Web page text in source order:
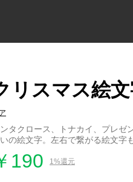
リスマス絵文
タクロース、トナカイ、プレゼ
の絵文字。左右で繋がる絵文字
190 1%還元